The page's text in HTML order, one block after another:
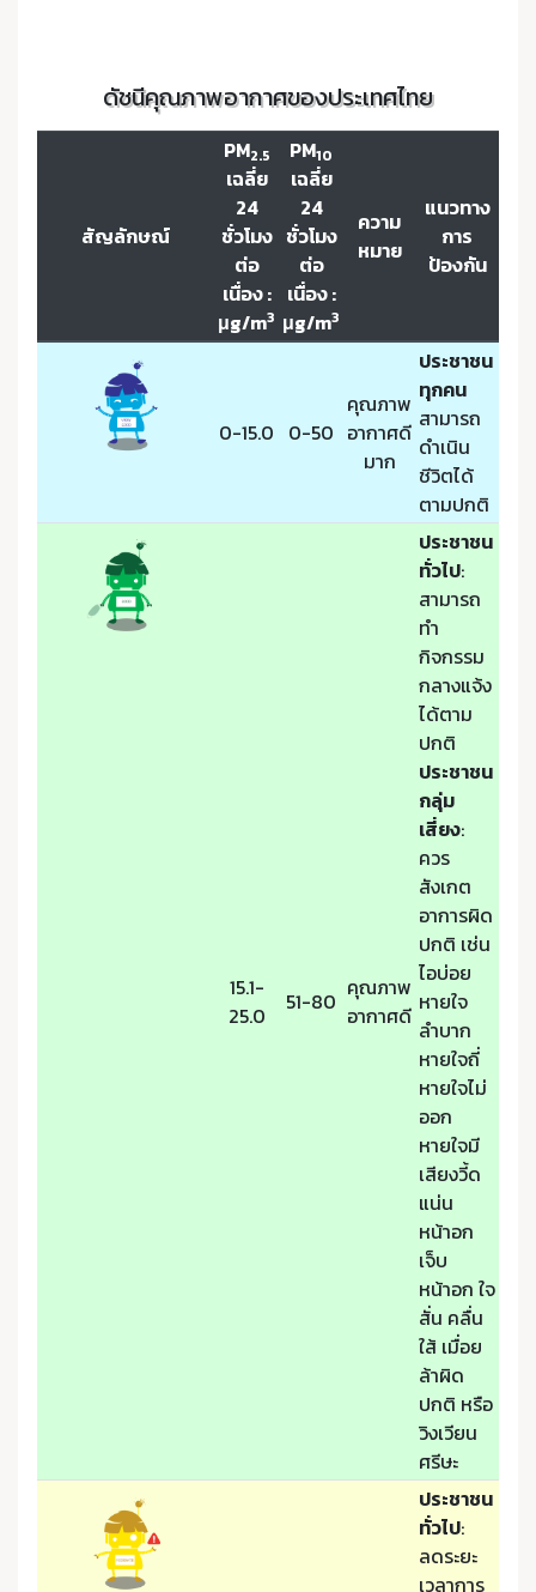
ดัชนีคุณภาพอากาศของประเทศไทย
สัญลักษณ์
PM2.5
เฉลี่ย
24
ชั่วโมง
ต่อ
เนื่อง :
μg/m3
PM10
เฉลี่ย
24
ชั่วโมง
ต่อ
เนื่อง :
μg/m3
ความ
หมาย
แนวทาง
การ
ป้องกัน
0-15.0 0-50
คุณภาพ
อากาศดี
มาก
ประชาชน
ทุกคน
สามารถ
ดำเนิน
ชีวิตได้
ตามปกติ
15.1-
25.0
51-80 คุณภาพ
อากาศดี
ประชาชน
ทั่วไป:
สามารถ
ทำ
กิจกรรม
กลางแจ้ง
ได้ตาม
ปกติ
ประชาชน
กลุ่ม
เสี่ยง:
ควร
สังเกต
อาการผิด
ปกติ เช่น
ไอบ่อย
หายใจ
ลำบาก
หายใจถี่
หายใจไม่
ออก
หายใจมี
เสียงวี้ด
แน่น
หน้าอก
เจ็บ
หน้าอก ใจ
สั่น คลื่น
ใส้ เมื่อย
ล้าผิด
ปกติ หรือ
วิงเวียน
ศรีษะ
ประชาชน
ทั่วไป:
ลดระยะ
เวลาการ